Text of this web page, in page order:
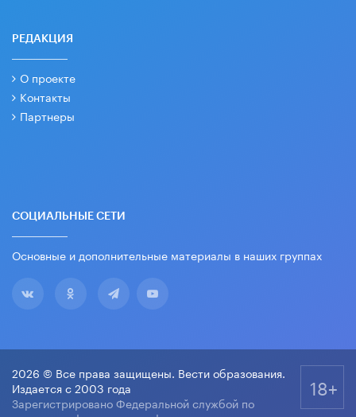
РЕДАКЦИЯ
О проекте
Контакты
Партнеры
СОЦИАЛЬНЫЕ СЕТИ
Основные и дополнительные материалы в наших группах
2026 © Все права защищены. Вести образования.
Издается с 2003 года
Зарегистрировано Федеральной службой по
18+